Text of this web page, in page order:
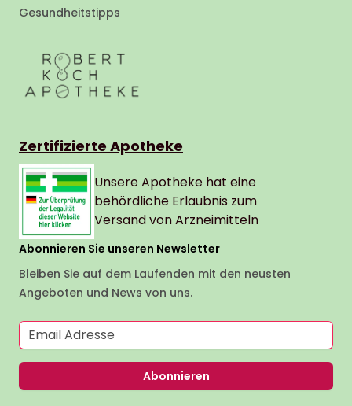
Gesundheitstipps
Zertifizierte Apotheke
Unsere Apotheke hat eine
behördliche Erlaubnis zum
Versand von Arzneimitteln(öffnet in
Abonnieren Sie unseren Newsletter
Bleiben Sie auf dem Laufenden mit den neusten
Angeboten und News von uns.
E-Mail-Adresse
Abonnieren